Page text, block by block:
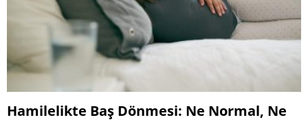
Hamilelikte Baş Dönmesi: Ne Normal, Ne